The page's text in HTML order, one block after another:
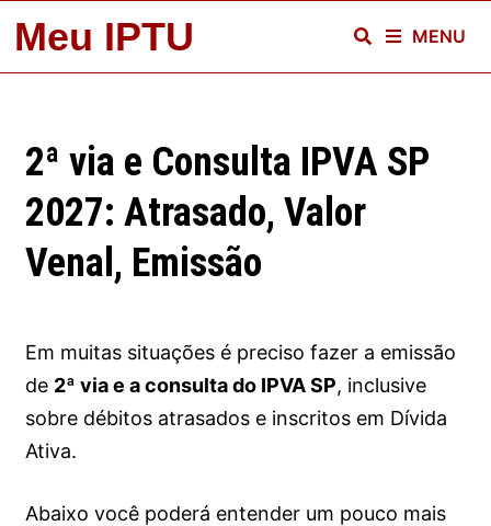
content
Meu IPTU MENU
2ª via e Consulta IPVA SP
2027: Atrasado, Valor
Venal, Emissão
Em muitas situações é preciso fazer a emissão
de 2ª via e a consulta do IPVA SP, inclusive
sobre débitos atrasados e inscritos em Dívida
Ativa.
Abaixo você poderá entender um pouco mais